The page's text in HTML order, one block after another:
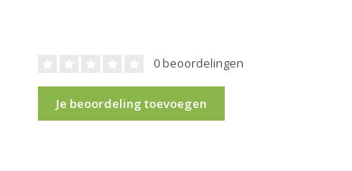
0 beoordelingen
Je beoordeling toevoegen